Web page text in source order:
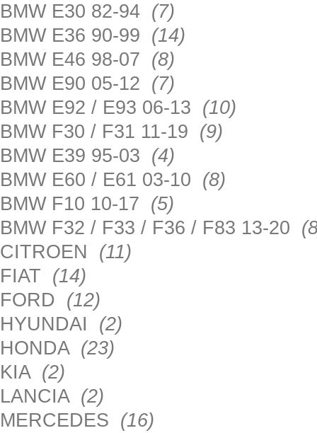
BMW E30 82-94 (7)
BMW E36 90-99 (14)
BMW E46 98-07 (8)
BMW E90 05-12 (7)
BMW E92 / E93 06-13 (10)
BMW F30 / F31 11-19 (9)
BMW E39 95-03 (4)
BMW E60 / E61 03-10 (8)
BMW F10 10-17 (5)
BMW F32 / F33 / F36 / F83 13-20
CITROEN (11)
FIAT (14)
FORD (12)
HYUNDAI (2)
HONDA (23)
KIA (2)
LANCIA (2)
MERCEDES (16)